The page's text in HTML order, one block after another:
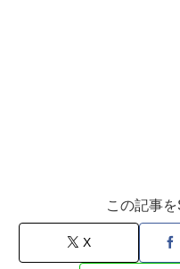
この記事
X